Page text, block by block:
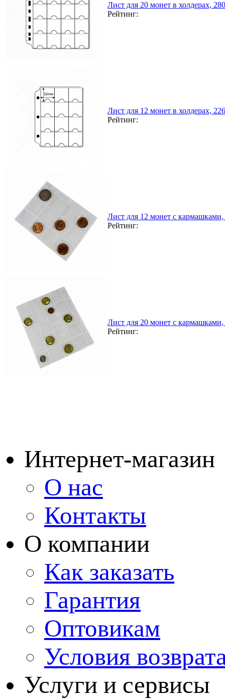
Лист для 20 монет в холдерах,
Рейтинг:
Лист для 12 монет в холдерах,
Рейтинг:
Лист для 12 монет с
Рейтинг:
Лист для 20 монет с
Рейтинг:
Интернет-магазин
О нас
Контакты
О компании
Как заказать
Гарантия
Оптовикам
Условия
Услуги и сервисы